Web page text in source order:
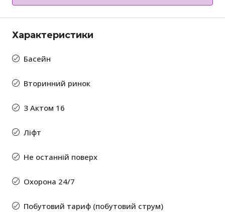
Характеристики
Басейн
Вторинний ринок
З Актом 16
Ліфт
Не останній поверх
Охорона 24/7
Побутовий тариф (побутовий струм)